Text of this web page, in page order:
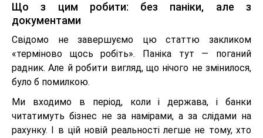
Що з цим робити: без паніки, але з
документами
Свідомо не завершуємо цю статтю закликом
«терміново щось робіть». Паніка тут — поганий
радник. Але й робити вигляд, що нічого не змінилося,
було б помилкою.
Ми входимо в період, коли і держава, і банки
читатимуть бізнес не за намірами, а за слідами на
рахунку. І в цій новій реальності легше не тому, хто